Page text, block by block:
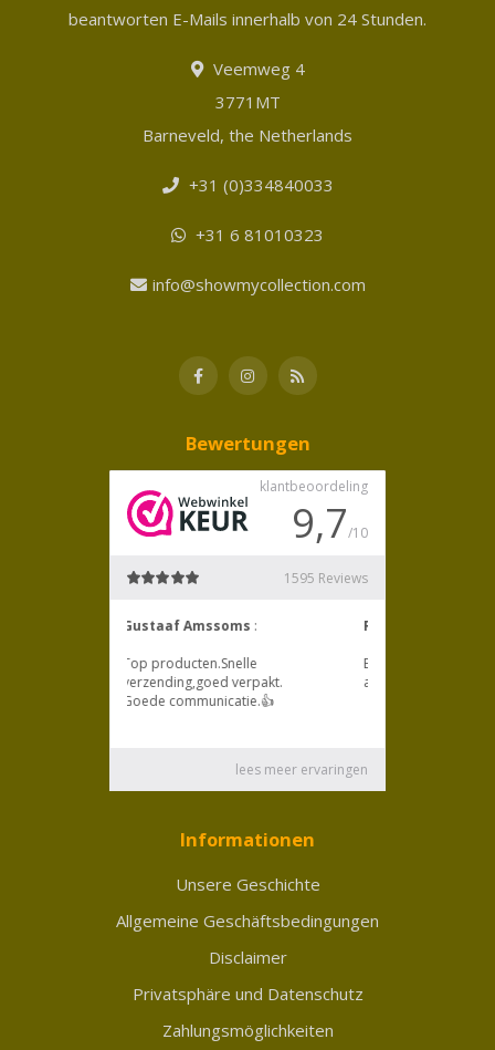
beantworten E-Mails innerhalb von 24 Stunden.
Veemweg 4
3771MT
Barneveld, the Netherlands
+31 (0)334840033
+31 6 81010323
info@showmycollection.com
Bewertungen
Informationen
Unsere Geschichte
Allgemeine Geschäftsbedingungen
Disclaimer
Privatsphäre und Datenschutz
Zahlungsmöglichkeiten